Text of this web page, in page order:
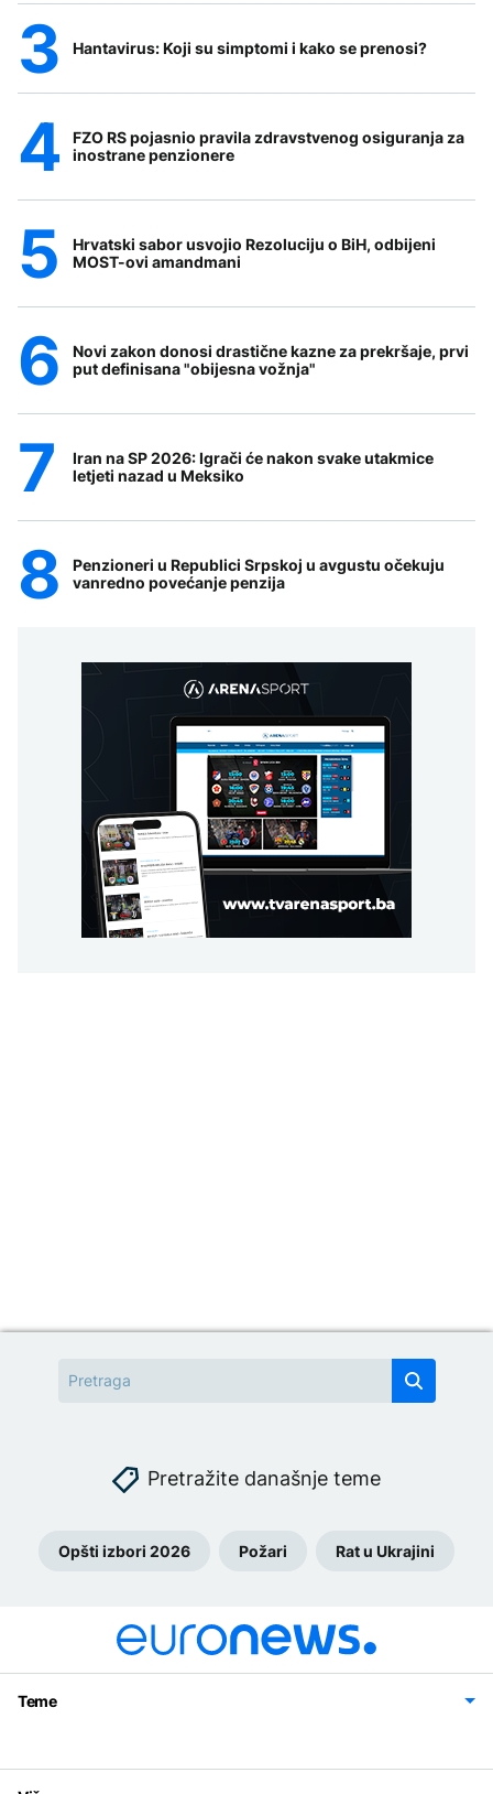
Hantavirus: Koji su simptomi i kako se prenosi?
FZO RS pojasnio pravila zdravstvenog osiguranja za
inostrane penzionere
Hrvatski sabor usvojio Rezoluciju o BiH, odbijeni
MOST-ovi amandmani
Novi zakon donosi drastične kazne za prekršaje, prvi
put definisana "obijesna vožnja"
Iran na SP 2026: Igrači će nakon svake utakmice
letjeti nazad u Meksiko
Penzioneri u Republici Srpskoj u avgustu očekuju
vanredno povećanje penzija
Pretražite današnje teme
Opšti izbori 2026 Požari Rat u Ukrajini
Teme
Svijet
Sport